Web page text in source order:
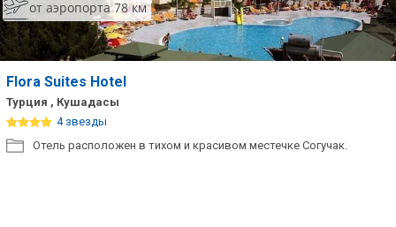
от аэропорта 78 км
Flora Suites Hotel
Турция , Кушадасы
4 звезды
Отель расположен в тихом и красивом местечке Согучак.